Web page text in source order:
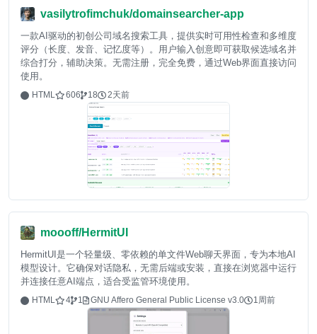
vasilytrofimchuk/domainsearcher-app
一款AI驱动的初创公司域名搜索工具，提供实时可用性检查和多维度
评分（长度、发音、记忆度等）。用户输入创意即可获取候选域名并
综合打分，辅助决策。无需注册，完全免费，通过Web界面直接访问
使用。
HTML 606 18 2天前
moooff/HermitUI
HermitUI是一个轻量级、零依赖的单文件Web聊天界面，专为本地AI
模型设计。它确保对话隐私，无需后端或安装，直接在浏览器中运行
并连接任意AI端点，适合受监管环境使用。
HTML 4 1 GNU Affero General Public License v3.0 1周前